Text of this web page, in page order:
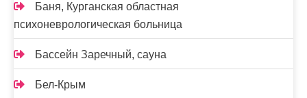
Баня, Курганская областная
психоневрологическая больница
Бассейн Заречный, сауна
Бел-Крым